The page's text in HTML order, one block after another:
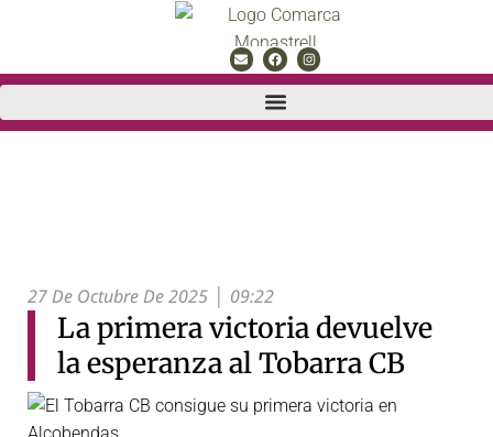
27 De Octubre De 2025 09:22
La primera victoria devuelve
la esperanza al Tobarra CB